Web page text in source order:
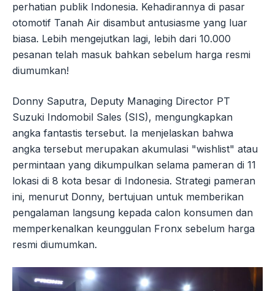
perhatian publik Indonesia. Kehadirannya di pasar
otomotif Tanah Air disambut antusiasme yang luar
biasa. Lebih mengejutkan lagi, lebih dari 10.000
pesanan telah masuk bahkan sebelum harga resmi
diumumkan!
Donny Saputra, Deputy Managing Director PT
Suzuki Indomobil Sales (SIS), mengungkapkan
angka fantastis tersebut. Ia menjelaskan bahwa
angka tersebut merupakan akumulasi "wishlist" atau
permintaan yang dikumpulkan selama pameran di 11
lokasi di 8 kota besar di Indonesia. Strategi pameran
ini, menurut Donny, bertujuan untuk memberikan
pengalaman langsung kepada calon konsumen dan
memperkenalkan keunggulan Fronx sebelum harga
resmi diumumkan.